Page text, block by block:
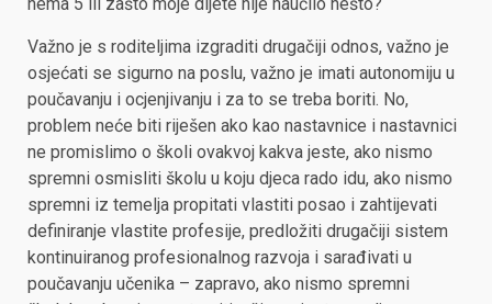
Važno je s roditeljima izgraditi drugačiji odnos, važno je
osjećati se sigurno na poslu, važno je imati autonomiju u
poučavanju i ocjenjivanju i za to se treba boriti. No,
problem neće biti riješen ako kao nastavnice i nastavnici
ne promislimo o školi ovakvoj kakva jeste, ako nismo
spremni osmisliti školu u koju djeca rado idu, ako nismo
spremni iz temelja propitati vlastiti posao i zahtijevati
definiranje vlastite profesije, predložiti drugačiji sistem
kontinuiranog profesionalnog razvoja i sarađivati u
poučavanju učenika – zapravo, ako nismo spremni